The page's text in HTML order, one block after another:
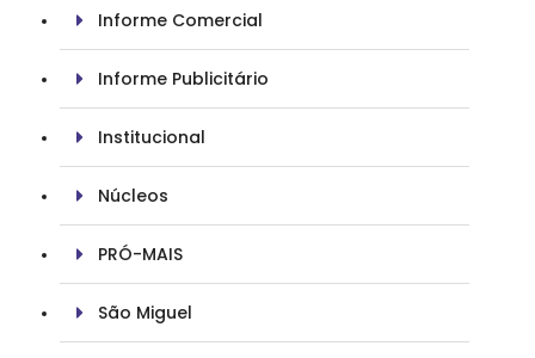
Informe Comercial
Informe Publicitário
Institucional
Núcleos
PRÓ-MAIS
São Miguel